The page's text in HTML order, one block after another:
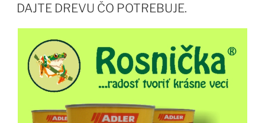
DAJTE DREVU ČO POTREBUJE.